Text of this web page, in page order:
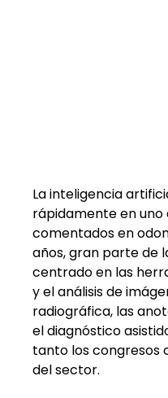
La inteligencia
rápidamente en uno
comentados en
años, gran parte de
centrado en las
y el análisis de
radiográfica, las
el diagnóstico
tanto los congresos
del sector.